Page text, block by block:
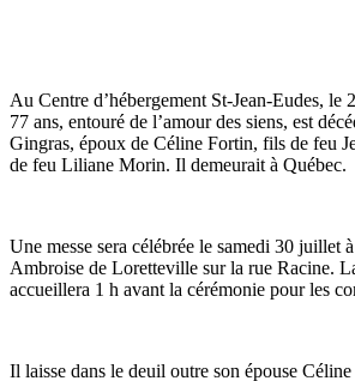
Au Centre d’hébergement St-Jean-Eudes, le
77 ans, entouré de l’amour des siens, est
Gingras, époux de Céline Fortin, fils de feu
de feu Liliane Morin. Il demeurait à Québec.
Une messe sera célébrée le samedi 30 juillet
Ambroise de Loretteville sur la rue Racine.
accueillera 1 h avant la cérémonie pour les
Il laisse dans le deuil outre son épouse